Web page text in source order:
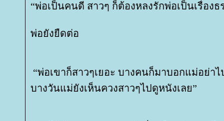
“พ่อเป็นคนดี สาวๆ ก็ต้องหลงรักพ่อเป็นเรื่องธ
พ่อยังยืดต่อ
“พ่อเขาก็สาวๆเยอะ บางคนก็มาบอกแม่อย่า
บางวันแม่ยังเห็นควงสาวๆไปดูหนังเลย”